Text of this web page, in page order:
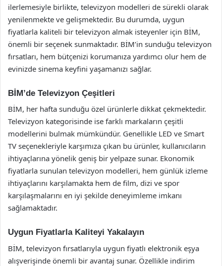
ilerlemesiyle birlikte, televizyon modelleri de sürekli olarak
yenilenmekte ve gelişmektedir. Bu durumda, uygun
fiyatlarla kaliteli bir televizyon almak isteyenler için BİM,
önemli bir seçenek sunmaktadır. BİM’in sunduğu televizyon
fırsatları, hem bütçenizi korumanıza yardımcı olur hem de
evinizde sinema keyfini yaşamanızı sağlar.
BİM’de Televizyon Çeşitleri
BİM, her hafta sunduğu özel ürünlerle dikkat çekmektedir.
Televizyon kategorisinde ise farklı markaların çeşitli
modellerini bulmak mümkündür. Genellikle LED ve Smart
TV seçenekleriyle karşımıza çıkan bu ürünler, kullanıcıların
ihtiyaçlarına yönelik geniş bir yelpaze sunar. Ekonomik
fiyatlarla sunulan televizyon modelleri, hem günlük izleme
ihtiyaçlarını karşılamakta hem de film, dizi ve spor
karşılaşmalarını en iyi şekilde deneyimleme imkanı
sağlamaktadır.
Uygun Fiyatlarla Kaliteyi Yakalayın
BİM, televizyon fırsatlarıyla uygun fiyatlı elektronik eşya
alışverişinde önemli bir avantaj sunar. Özellikle indirim